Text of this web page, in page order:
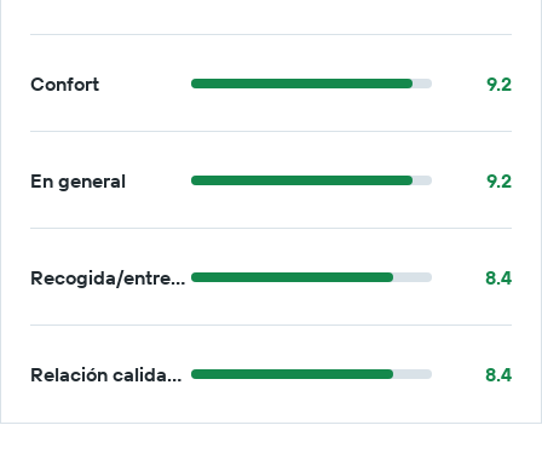
Confort 9.2
En general 9.2
Recogida/entrega 8.4
Relación calidad-precio 8.4